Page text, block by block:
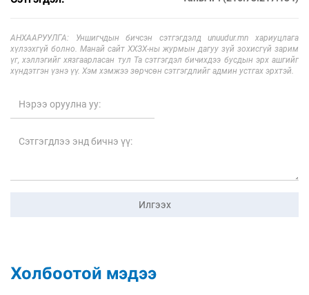
АНХААРУУЛГА: Уншигчдын бичсэн сэтгэгдэлд unuudur.mn хариуцлага
хүлээхгүй болно. Манай сайт ХХЗХ-ны журмын дагуу зүй зохисгүй зарим
үг, хэллэгийг хязгаарласан тул Та сэтгэгдэл бичихдээ бусдын эрх ашгийг
хүндэтгэн үзнэ үү. Хэм хэмжээ зөрчсөн сэтгэгдлийг админ устгах эрхтэй.
Илгээх
Холбоотой мэдээ